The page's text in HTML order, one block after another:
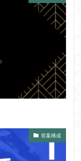
答案構成